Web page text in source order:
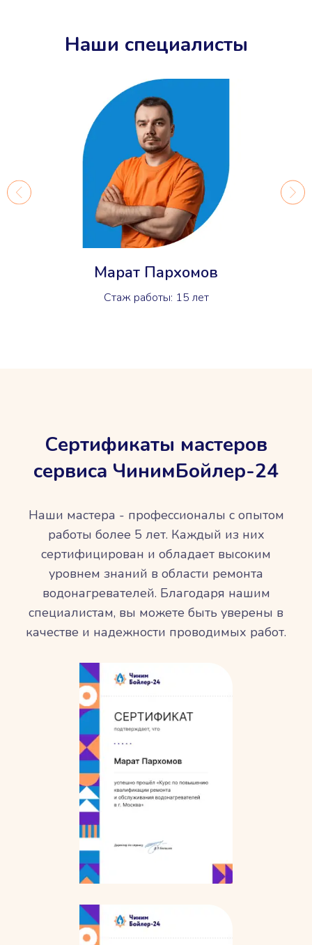
Наши специалисты
Марат Пархомов
Стаж работы: 15 лет
Сертификаты мастеров
сервиса ЧинимБойлер-24
Наши мастера - профессионалы с опытом
работы более 5 лет. Каждый из них
сертифицирован и обладает высоким
уровнем знаний в области ремонта
водонагревателей. Благодаря нашим
специалистам, вы можете быть уверены в
качестве и надежности проводимых работ.